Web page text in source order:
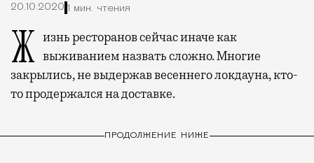
20.10.2020 1 мин. чтения
Жизнь ресторанов сейчас иначе как выживанием назвать сложно. Многие
закрылись, не выдержав весеннего локдауна, кто-
то продержался на доставке.
ПРОДОЛЖЕНИЕ НИЖЕ